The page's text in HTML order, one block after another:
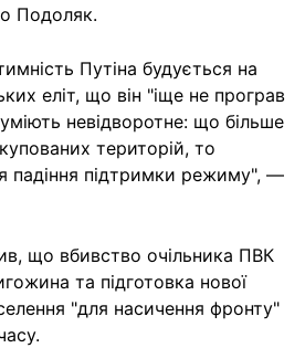
Подоляк.
Путіна будується на
еліт, що він "іще не програв
невідворотне: що більше
територій, то
падіння підтримки режиму", —
що вбивство очільника ПВК
та підготовка нової
"для насичення фронту"